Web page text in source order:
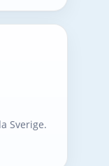
Sverige.